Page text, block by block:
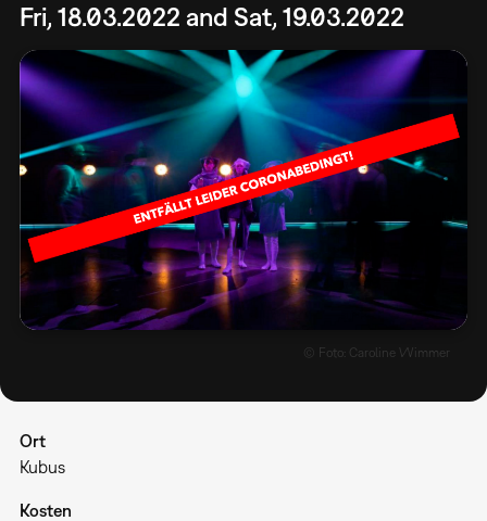
Fri, 18.03.2022 and Sat, 19.03.2022
© Foto: Caroline Wimmer
Ort
Kubus
Kosten